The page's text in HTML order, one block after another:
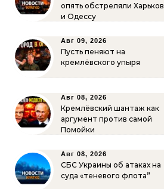
опять обстреляли Харьков
и Одессу
Авг 09, 2026
Пусть пеняют на
кремлёвского упыря
Авг 08, 2026
Кремлёвский шантаж как
аргумент против самой
Помойки
Авг 08, 2026
СБС Украины об атаках на
суда «теневого флота”